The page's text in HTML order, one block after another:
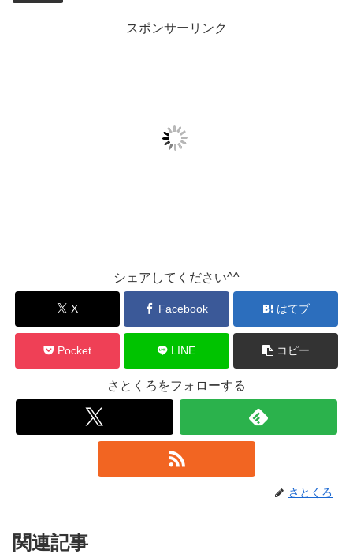
スポンサーリンク
シェアしてください^^
X Facebook はてブ
Pocket LINE コピー
さとくろをフォローする
さとくろ
関連記事